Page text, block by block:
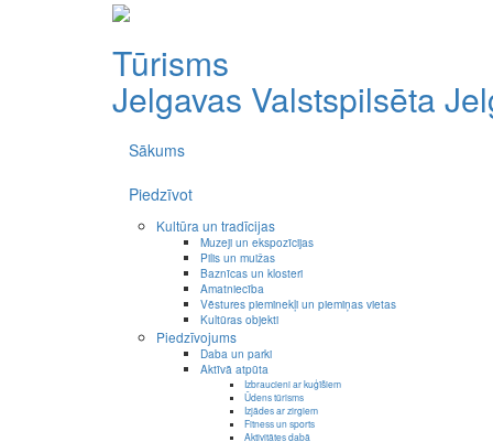
Tūrisms
Jelgavas Valstspilsēta
Sākums
Piedzīvot
Kultūra un tradīcijas
Muzeji un ekspozīcijas
Pilis un muižas
Baznīcas un klosteri
Amatniecība
Vēstures pieminekļi un piemiņas vietas
Kultūras objekti
Piedzīvojums
Daba un parki
Aktīvā atpūta
Izbraucieni ar kuģīšiem
Ūdens tūrisms
Izjādes ar zirgiem
Fitness un sports
Aktivitātes dabā